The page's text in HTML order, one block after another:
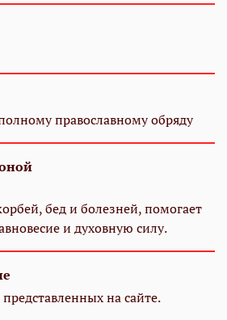
православному обряду
бед и болезней, помогает
и духовную силу.
на сайте.